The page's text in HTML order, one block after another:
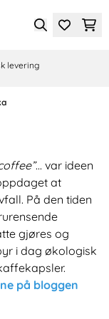
levering
... var ideen
at
På den tiden
gjøres og
i dag økologisk
på bloggen